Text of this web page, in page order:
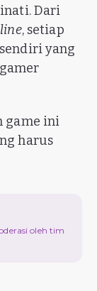
Dari
, setiap
yang
game ini
harus
oleh tim